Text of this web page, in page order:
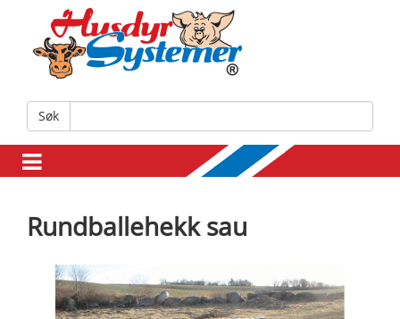
Søk
Rundballehekk sau